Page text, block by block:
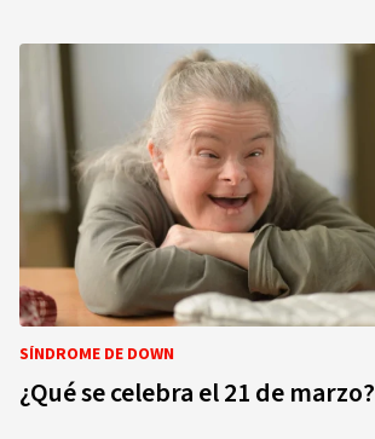
SÍNDROME DE DOWN
¿Qué se celebra el 21 de marzo?